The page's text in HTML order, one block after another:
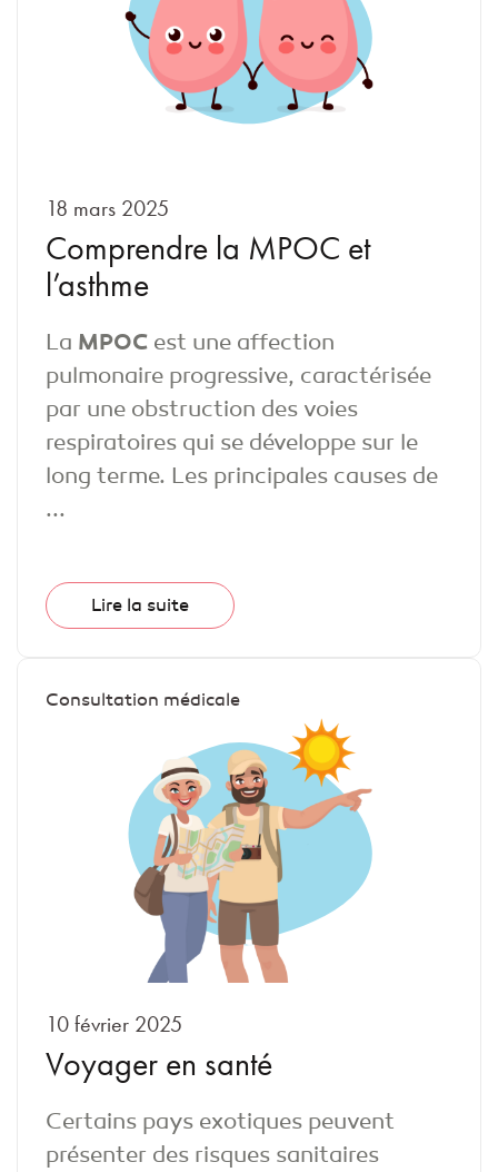
18 mars 2025
Comprendre la MPOC et
l’asthme
La MPOC est une affection
pulmonaire progressive, caractérisée
par une obstruction des voies
respiratoires qui se développe sur le
long terme. Les principales causes de
...
Lire la suite
Consultation médicale
10 février 2025
Voyager en santé
Certains pays exotiques peuvent
présenter des risques sanitaires